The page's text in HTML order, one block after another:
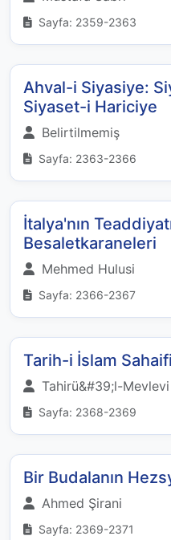
Sayfa: 2359-2363
Ahval-i Siyasiye:
Siyaset-i Hariciye
Belirtilmemiş
Sayfa: 2363-2366
İtalya'nın
Besaletkaraneleri
Mehmed Hulusi
Sayfa: 2366-2367
Tarih-i İslam
Tahirü&#39;l-Mevlevi
Sayfa: 2368-2369
Bir Budalanın
Ahmed Şirani
Sayfa: 2369-2371